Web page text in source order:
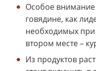
Особое внимание
говядине, как
необходимых
втором месте –
Из продуктов